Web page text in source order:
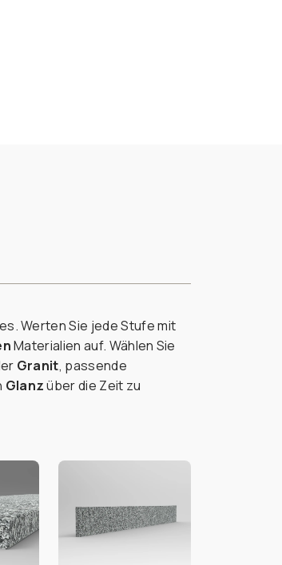
Werten Sie jede Stufe mit
Materialien auf. Wählen Sie
Granit, passende
Glanzüber die Zeit zu